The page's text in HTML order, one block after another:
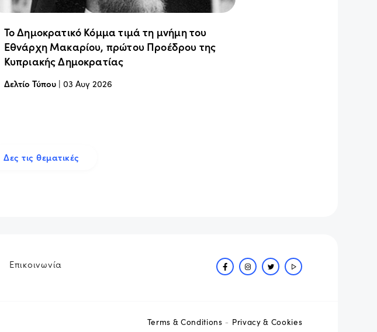
Το Δημοκρατικό Κόμμα τιμά τη μνήμη του
Εθνάρχη Μακαρίου, πρώτου Προέδρου της
Κυπριακής Δημοκρατίας
Δελτίο Τύπου| 03 Αυγ 2026
Δες τις θεματικές
Επικοινωνία
Terms & Conditions - Privacy & Cookies